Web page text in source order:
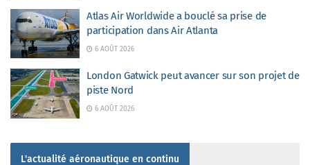
Atlas Air Worldwide a bouclé sa prise de
participation dans Air Atlanta
6 AOÛT 2026
London Gatwick peut avancer sur son projet de
piste Nord
6 AOÛT 2026
L'actualité aéronautique en continu